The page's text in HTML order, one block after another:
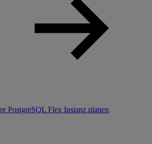
PostgreSQL Flex Instanz planen